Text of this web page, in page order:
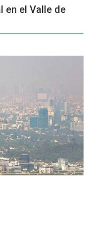
en el Valle de